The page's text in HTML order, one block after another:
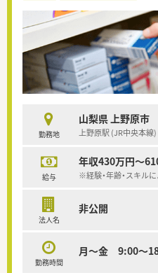
勤務地
山梨県 上野原市
上野原駅 (JR中央本線)
給与
年収430万円～
※経験・年齢・スキル
法人名
非公開
勤務時間
月～金 9:00～